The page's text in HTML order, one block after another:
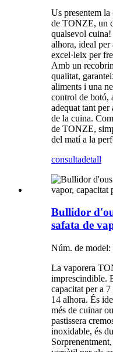
Us presentem
de TONZE, un
qualsevol
alhora, ideal per
excel·leix per
Amb un
qualitat,
aliments i una
control de botó,
adequat tant
de la cuina.
de TONZE,
del matí a la
consultadetall
Bullidor
safata de
Núm. de
La vaporera
imprescindible.
capacitat per a
14 alhora. És
més de cuinar
pastissera
inoxidable, és